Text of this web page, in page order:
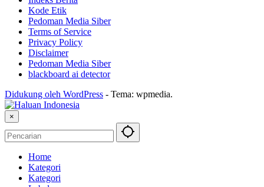
Kode Etik
Pedoman Media Siber
Terms of Service
Privacy Policy
Disclaimer
Pedoman Media Siber
blackboard ai detector
Didukung oleh WordPress - Tema: wpmedia.
×
Home
Kategori
Kategori